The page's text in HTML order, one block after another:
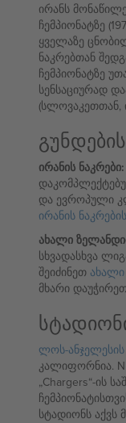
ირანს
ჩემპიონატზე
ყველაზე
ნაკრებთან
ჩემპიონატზე
სენსაციურად
(სლოვაკეთთან,
ირანის ნაკრები:
და ევროპული
ირანის
ახალი
სხვადასხვა
შეიძინეთ
მხარი დაუჭირეთ
ლოს-
კალიფორნია.
„Chargers“-ის
სტადიონს აქვს